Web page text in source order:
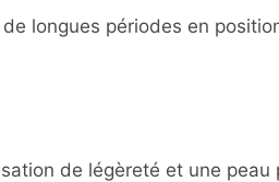
longues périodes en
de légèreté et une